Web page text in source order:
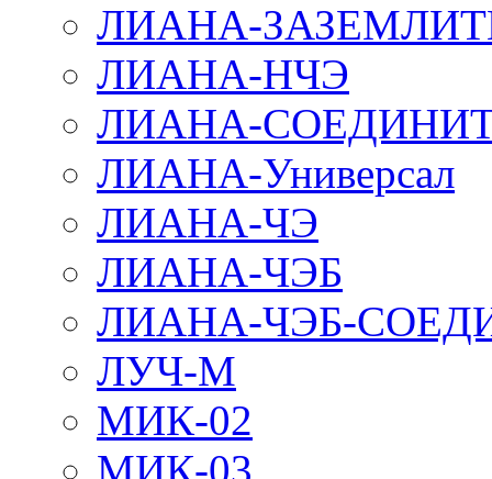
ЛИАНА-
ЛИАНА-НЧЭ
ЛИАНА-
ЛИАНА-Универсал
ЛИАНА-ЧЭ
ЛИАНА-ЧЭБ
ЛИАНА-ЧЭБ-
ЛУЧ-М
МИК-02